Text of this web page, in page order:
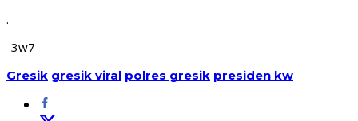
.
-3w7-
Gresik gresik viral polres gresik presiden kw